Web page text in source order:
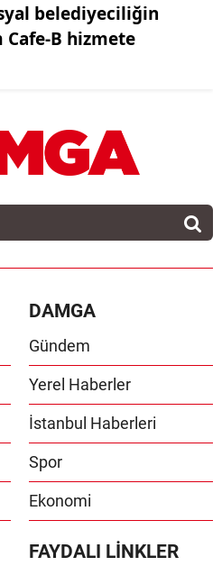
belediyeciliğin
Cafe-B hizmete
DAMGA
Gündem
Yerel Haberler
İstanbul Haberleri
Spor
Ekonomi
FAYDALI LİNKLER